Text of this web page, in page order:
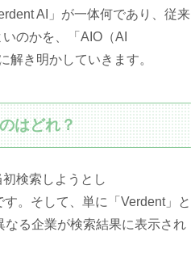
AI」が一体何であり、従来
のかを、「AIO（AI
き明かしていきます。
はどれ？
検索しようとし
。そして、単に「Verdent」と
る企業が検索結果に表示され